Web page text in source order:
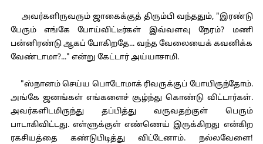
அவர்களிருவரும் ஜாகைக்குத் திரும்பி வந்ததும், "இரண்டு
பேரும் எங்கே போய்விட்டீர்கள் இவ்வளவு நேரம்? மணி
பன்னிரண்டு ஆகப் போகிறதே... வந்த வேலையைக் கவனிக்க
வேண்டாமா?..." என்று கேட்டார் அய்யாசாமி.
"ஸ்நானம் செய்ய பொடோமாக் ரிவருக்குப் போயிருந்தோம்.
அங்கே ஜனங்கள் எங்களைச் சூழ்ந்து கொண்டு விட்டார்கள்.
அவர்களிடமிருந்து தப்பித்து வருவதற்குள் பெரும்
பாடாகிவிட்டது. எள்ளுக்குள் எண்ணெய் இருக்கிறது என்கிற
ரகசியத்தை கண்டுபிடித்து விட்டேனாம். நல்லவேளை!